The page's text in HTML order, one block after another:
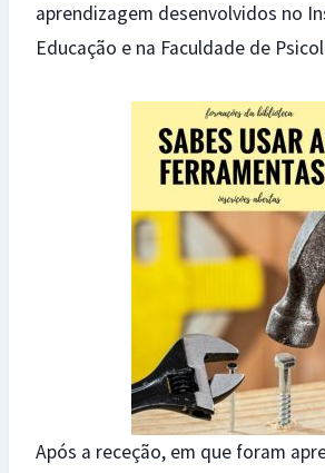
aprendizagem desenvolvidos no
Educação e na Faculdade de
Após a receção, em que foram